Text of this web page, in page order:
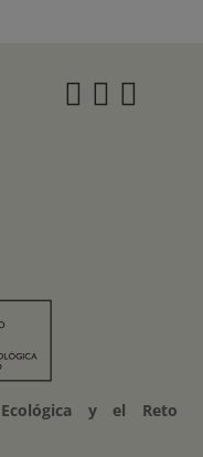
y el Reto